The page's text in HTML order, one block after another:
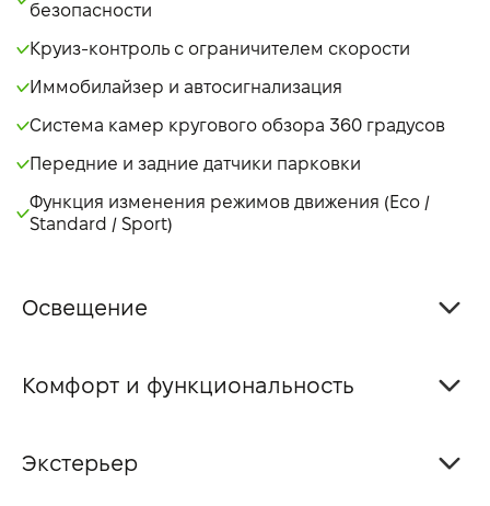
безопасности
Круиз-контроль с ограничителем скорости
Иммобилайзер и автосигнализация
Система камер кругового обзора 360 градусов
Передние и задние датчики парковки
Функция изменения режимов движения (Eco /
Standard / Sport)
Освещение
Комфорт и функциональность
Экстерьер